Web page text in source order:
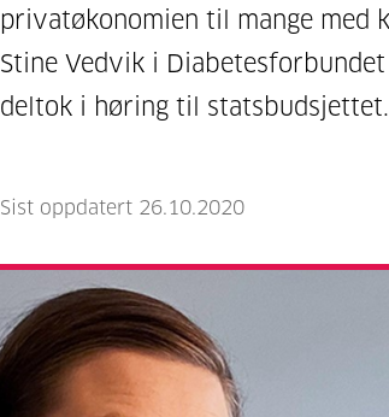
privatøkonomien til mange med
Stine Vedvik i
deltok i høring til statsbudsjettet.
Sist oppdatert 26.10.2020